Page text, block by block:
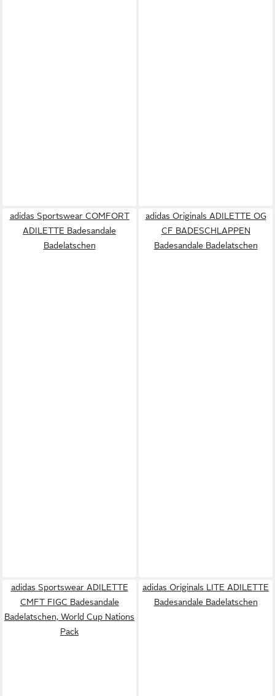
adidas Sportswear COMFORT
ADILETTE Badesandale
Badelatschen
adidas Originals ADILETTE OG
CF BADESCHLAPPEN
Badesandale Badelatschen
adidas Sportswear ADILETTE
CMFT FIGC Badesandale
Badelatschen, World Cup Nations
Pack
adidas Originals LITE ADILETTE
Badesandale Badelatschen